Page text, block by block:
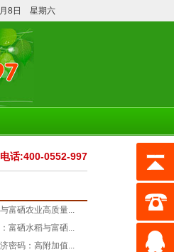
8日 星期六
话:400-0552-997
富硒农业高质量...
富硒水稻与富硒...
密码：高附加值...